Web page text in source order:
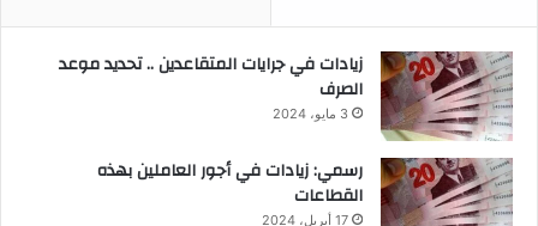
زيادات في جرايات المتقاعدين .. تحديد موعد
الصرف
3 مايو، 2024
رسمي: زيادات في أجور العاملين بهذه
القطاعات
17 أبريل، 2024